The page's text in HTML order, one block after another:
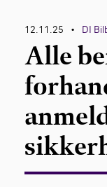
12.11.25 • DI
Alle